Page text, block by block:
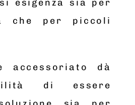
esigenza sia per
che per piccoli
accessoriato dà
di essere